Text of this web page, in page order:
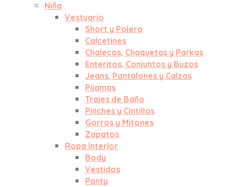
Niña
Vestuario
Short y Polera
Calcetines
Chalecos, Chaquetas y Parkas
Enteritos, Conjuntos y Buzos
Jeans, Pantalones y Calzas
Pijamas
Trajes de Baño
Pinches y Cintillos
Gorros y Mitones
Zapatos
Ropa Interior
Body
Vestidos
Panty